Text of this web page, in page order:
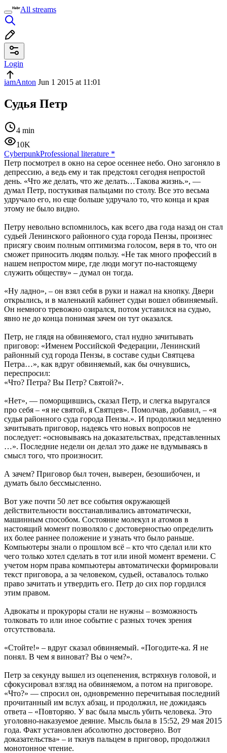
All streams
Login
iamAnton Jun 1 2015 at 11:01
Судья Петр
4 min
10K
CyberpunkProfessional literature *
Петр посмотрел в окно на серое осеннее небо. Оно загоняло в
депрессию, а ведь ему и так предстоял сегодня непростой
день. «Что же делать, что же делать…Такова жизнь.», —
думал Петр, постукивая пальцами по столу. Все это весьма
удручало его, но еще больше удручало то, что конца и края
этому не было видно.
Петру невольно вспомнилось, как всего два года назад он стал
судьей Ленинского районного суда города Пензы, произнес
присягу своим полным оптимизма голосом, веря в то, что он
сможет приносить людям пользу. «Не так много профессий в
нашем непростом мире, где люди могут по-настоящему
служить обществу» – думал он тогда.
«Ну ладно», – он взял себя в руки и нажал на кнопку. Двери
открылись, и в маленький кабинет судьи вошел обвиняемый.
Он немного тревожно озирался, потом уставился на судью,
явно не до конца понимая зачем он тут оказался.
Петр, не глядя на обвиняемого, стал нудно зачитывать
приговор: «Именем Российской Федерации, Ленинский
районный суд города Пензы, в составе судьи Святцева
Петра…», как вдруг обвиняемый, как бы очнувшись,
переспросил:
«Что? Петра? Вы Петр? Святой?».
«Нет», — поморщившись, сказал Петр, и слегка выругался
про себя – «я не святой, я Святцев». Помолчав, добавил, – «я
судья районного суда города Пензы.». И продолжил медленно
зачитывать приговор, надеясь что новых вопросов не
последует: «основываясь на доказательствах, представленных
…». Последние недели он делал это даже не вдумываясь в
смысл того, что произносит.
А зачем? Приговор был точен, выверен, безошибочен, и
думать было бессмысленно.
Вот уже почти 50 лет все события окружающей
действительности восстанавливались автоматически,
машинным способом. Состояние молекул и атомов в
настоящий момент позволяло с достоверностью определить
их более раннее положение и узнать что было раньше.
Компьютеры знали о прошлом всё – кто что сделал или кто
чего только хотел сделать в тот или иной момент времени. С
учетом норм права компьютеры автоматически формировали
текст приговора, а за человеком, судьей, оставалось только
право зачитать и утвердить его. Петр до сих пор гордился
этим правом.
Адвокаты и прокуроры стали не нужны – возможность
толковать то или иное событие с разных точек зрения
отсутствовала.
«Стойте!» – вдруг сказал обвиняемый. «Погодите-ка. Я не
понял. В чем я виноват? Вы о чем?».
Петр за секунду вышел из оцепенения, встряхнув головой, и
сфокусировал взгляд на обвиняемом, а потом на приговоре.
«Что?» — спросил он, одновременно перечитывая последний
прочитанный им вслух абзац, и продолжил, не дожидаясь
ответа – «Повторяю. У вас была мысль убить человека. Это
уголовно-наказуемое деяние. Мысль была в 15:52, 29 мая 2015
года. Факт установлен абсолютно достоверно. Вот
доказательства» – и ткнув пальцем в приговор, продолжил
монотонное чтение.